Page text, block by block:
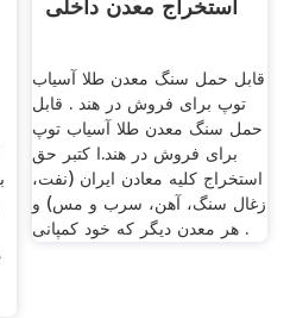
استخراج معدن داخلی
قابل حمل سنگ معدن طلا آسیاب
توپ برای فروش در هند . قابل
حمل سنگ معدن طلا آسیاب توپ
برای فروش در هند.ا کتبر حق
استخراج کلیه معادن ایران (نفت،
زغال سنگ، آهن، سرب و مس) و
هر معدن دیگر که خود کمپانی .